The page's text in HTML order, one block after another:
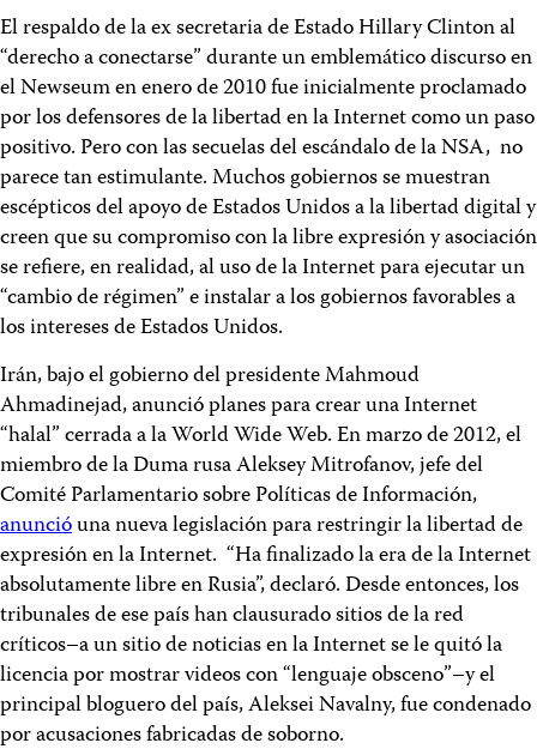
El respaldo de la ex secretaria de Estado Hillary Clinton al
“derecho a conectarse” durante un emblemático discurso en
el Newseum en enero de 2010 fue inicialmente proclamado
por los defensores de la libertad en la Internet como un paso
positivo. Pero con las secuelas del escándalo de la NSA, no
parece tan estimulante. Muchos gobiernos se muestran
escépticos del apoyo de Estados Unidos a la libertad digital y
creen que su compromiso con la libre expresión y asociación
se refiere, en realidad, al uso de la Internet para ejecutar un
“cambio de régimen” e instalar a los gobiernos favorables a
los intereses de Estados Unidos.
Irán, bajo el gobierno del presidente Mahmoud
Ahmadinejad, anunció planes para crear una Internet
“halal” cerrada a la World Wide Web. En marzo de 2012, el
miembro de la Duma rusa Aleksey Mitrofanov, jefe del
Comité Parlamentario sobre Políticas de Información,
anuncióuna nueva legislación para restringir la libertad de
expresión en la Internet. “Ha finalizado la era de la Internet
absolutamente libre en Rusia”, declaró. Desde entonces, los
tribunales de ese país han clausurado sitios de la red
críticos–a un sitio de noticias en la Internet se le quitó la
licencia por mostrar videos con “lenguaje obsceno”–y el
principal bloguero del país, Aleksei Navalny, fue condenado
por acusaciones fabricadas de soborno.